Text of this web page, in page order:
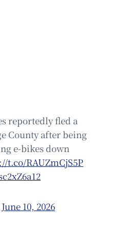
reportedly fled a
County after being
e-bikes down
t.co/RAUZmCjS5P
June 10, 2026